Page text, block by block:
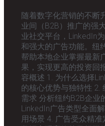
随着数字化营销的不断
业间（B2B）推广的强
业社交平台，LinkedIn
和强大的广告功能。纽
帮助本地企业掌握最新
果，实现更高的投资回
容概述 1. 为什么选择
的核心优势与独特性 2.
需求 分析纽约B2B企业
LinkedIn广告类型全面
用场景 4. 广告受众精